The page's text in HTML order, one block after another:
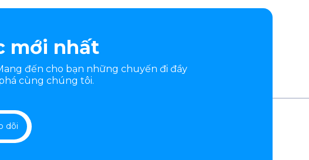
mới nhất
đến cho bạn những chuyến đi đầy
cùng chúng tôi.
dõi